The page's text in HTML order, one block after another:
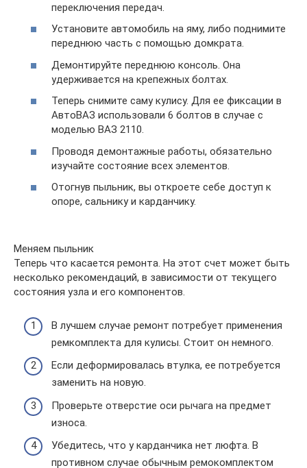
переключения передач.
Установите автомобиль на яму, либо поднимите
переднюю часть с помощью домкрата.
Демонтируйте переднюю консоль. Она
удерживается на крепежных болтах.
Теперь снимите саму кулису. Для ее фиксации в
АвтоВАЗ использовали 6 болтов в случае с
моделью ВАЗ 2110.
Проводя демонтажные работы, обязательно
изучайте состояние всех элементов.
Отогнув пыльник, вы откроете себе доступ к
опоре, сальнику и карданчику.
Меняем пыльник
Теперь что касается ремонта. На этот счет может быть
несколько рекомендаций, в зависимости от текущего
состояния узла и его компонентов.
В лучшем случае ремонт потребует применения
ремкомплекта для кулисы. Стоит он немного.
Если деформировалась втулка, ее потребуется
заменить на новую.
Проверьте отверстие оси рычага на предмет
износа.
Убедитесь, что у карданчика нет люфта. В
противном случае обычным ремокомплектом